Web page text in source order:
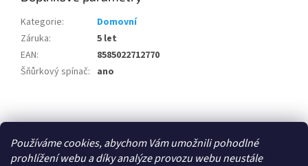
Používáme cookies, abychom Vám umožnili pohodlné
prohlížení webu a díky analýze provozu webu neustále
Kategorie:
Domovní
Záruka:
5 let
EAN:
8585022712770
Šňůrkový spínač: ano
á